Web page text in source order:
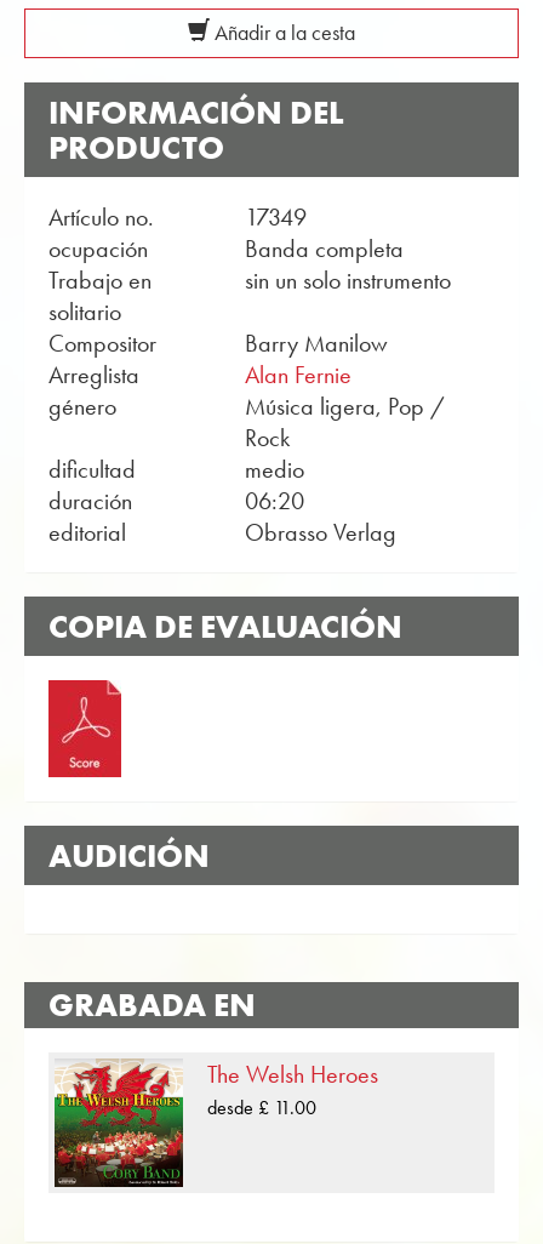
Añadir a la cesta
INFORMACIÓN DEL
PRODUCTO
Artículo no.
17349
ocupación
Banda completa
Trabajo en
solitario
sin un solo instrumento
Compositor
Barry Manilow
Arreglista
Alan Fernie
género
Música ligera, Pop /
Rock
dificultad
medio
duración
06:20
editorial
Obrasso Verlag
COPIA DE EVALUACIÓN
AUDICIÓN
GRABADA EN
The Welsh Heroes
desde £ 11.00